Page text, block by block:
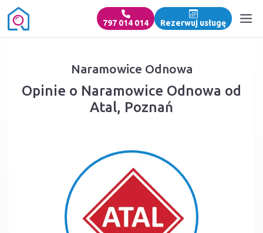
797 014 014 Rezerwuj usługę
Naramowice Odnowa
Opinie o Naramowice Odnowa od
Atal, Poznań